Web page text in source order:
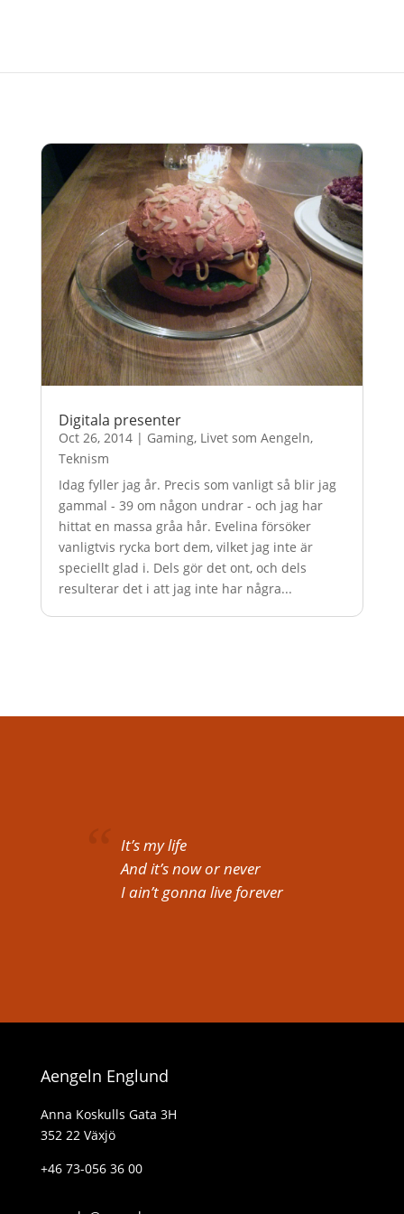
Digitala presenter
Oct 26, 2014| Gaming, Livet som Aengeln,
Teknism
Idag fyller jag år. Precis som vanligt så blir jag
gammal - 39 om någon undrar - och jag har
hittat en massa gråa hår. Evelina försöker
vanligtvis rycka bort dem, vilket jag inte är
speciellt glad i. Dels gör det ont, och dels
resulterar det i att jag inte har några...
It’s my life
And it’s now or never
I ain’t gonna live forever
Aengeln Englund
Anna Koskulls Gata 3H
352 22 Växjö
+46 73-056 36 00